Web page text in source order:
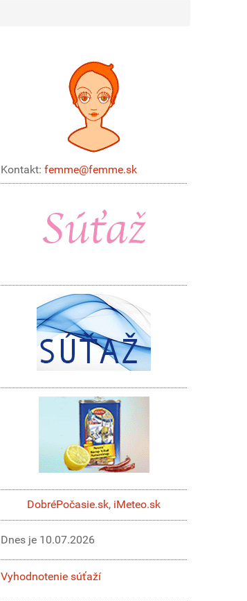
Kontakt: femme@femme.sk
DobréPočasie.sk, iMeteo.sk
Dnes je 10.07.2026
Vyhodnotenie súťaží